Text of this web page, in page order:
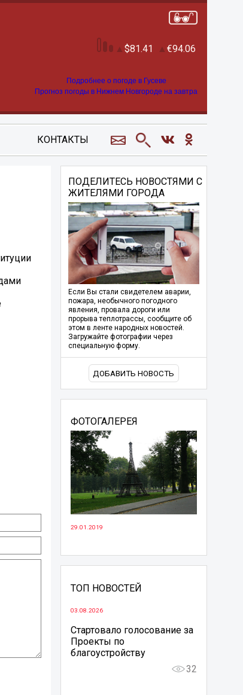
81.41 94.06
Подробнее о погоде в Гусеве
Прогноз погоды в Нижнем Новгороде на завтра
КОНТАКТЫ
ПОДЕЛИТЕСЬ НОВОСТЯМИ С
ЖИТЕЛЯМИ ГОРОДА
Если Вы стали свидетелем аварии,
пожара, необычного погодного
явления, провала дороги или
прорыва теплотрассы, сообщите об
этом в ленте народных новостей.
Загружайте фотографии через
специальную форму.
ДОБАВИТЬ НОВОСТЬ
ФОТОГАЛЕРЕЯ
29.01.2019
ТОП НОВОСТЕЙ
03.08.2026
Стартовало голосование за
Проекты по
благоустройству
32